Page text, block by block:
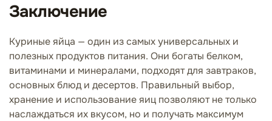
Заключение
Куриные яйца — один из самых универсальных и
полезных продуктов питания. Они богаты белком,
витаминами и минералами, подходят для завтраков,
основных блюд и десертов. Правильный выбор,
хранение и использование яиц позволяют не только
наслаждаться их вкусом, но и получать максимум